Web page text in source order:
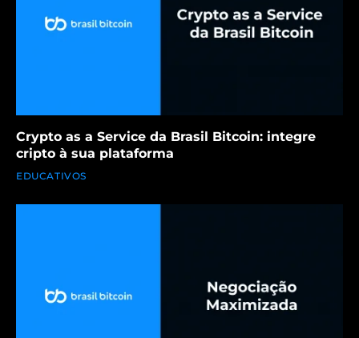
Crypto as a Service da Brasil Bitcoin: integre
cripto à sua plataforma
EDUCATIVOS